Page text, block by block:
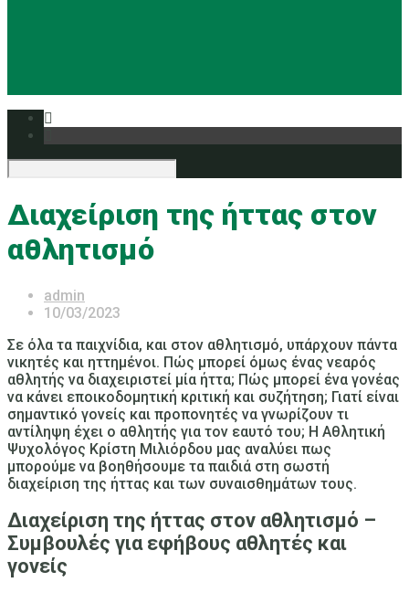
Διαχείριση της ήττας στον
αθλητισμό
admin
10/03/2023
Σε όλα τα παιχνίδια, και στον αθλητισμό, υπάρχουν πάντα
νικητές και ηττημένοι. Πώς μπορεί όμως ένας νεαρός
αθλητής να διαχειριστεί μία ήττα; Πώς μπορεί ένα γονέας
να κάνει εποικοδομητική κριτική και συζήτηση; Γιατί είναι
σημαντικό γονείς και προπονητές να γνωρίζουν τι
αντίληψη έχει ο αθλητής για τον εαυτό του; Η Αθλητική
Ψυχολόγος Κρίστη Μιλιόρδου μας αναλύει πως
μπορούμε να βοηθήσουμε τα παιδιά στη σωστή
διαχείριση της ήττας και των συναισθημάτων τους.
Διαχείριση της ήττας στον αθλητισμό –
Συμβουλές για εφήβους αθλητές και
γονείς